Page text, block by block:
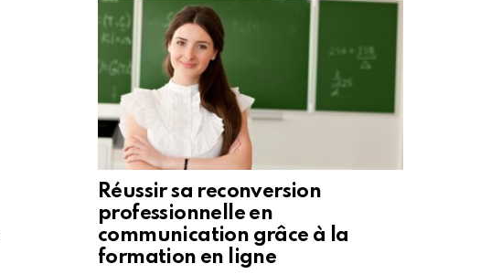
Réussir sa reconversion
professionnelle en
communication grâce à la
formation en ligne